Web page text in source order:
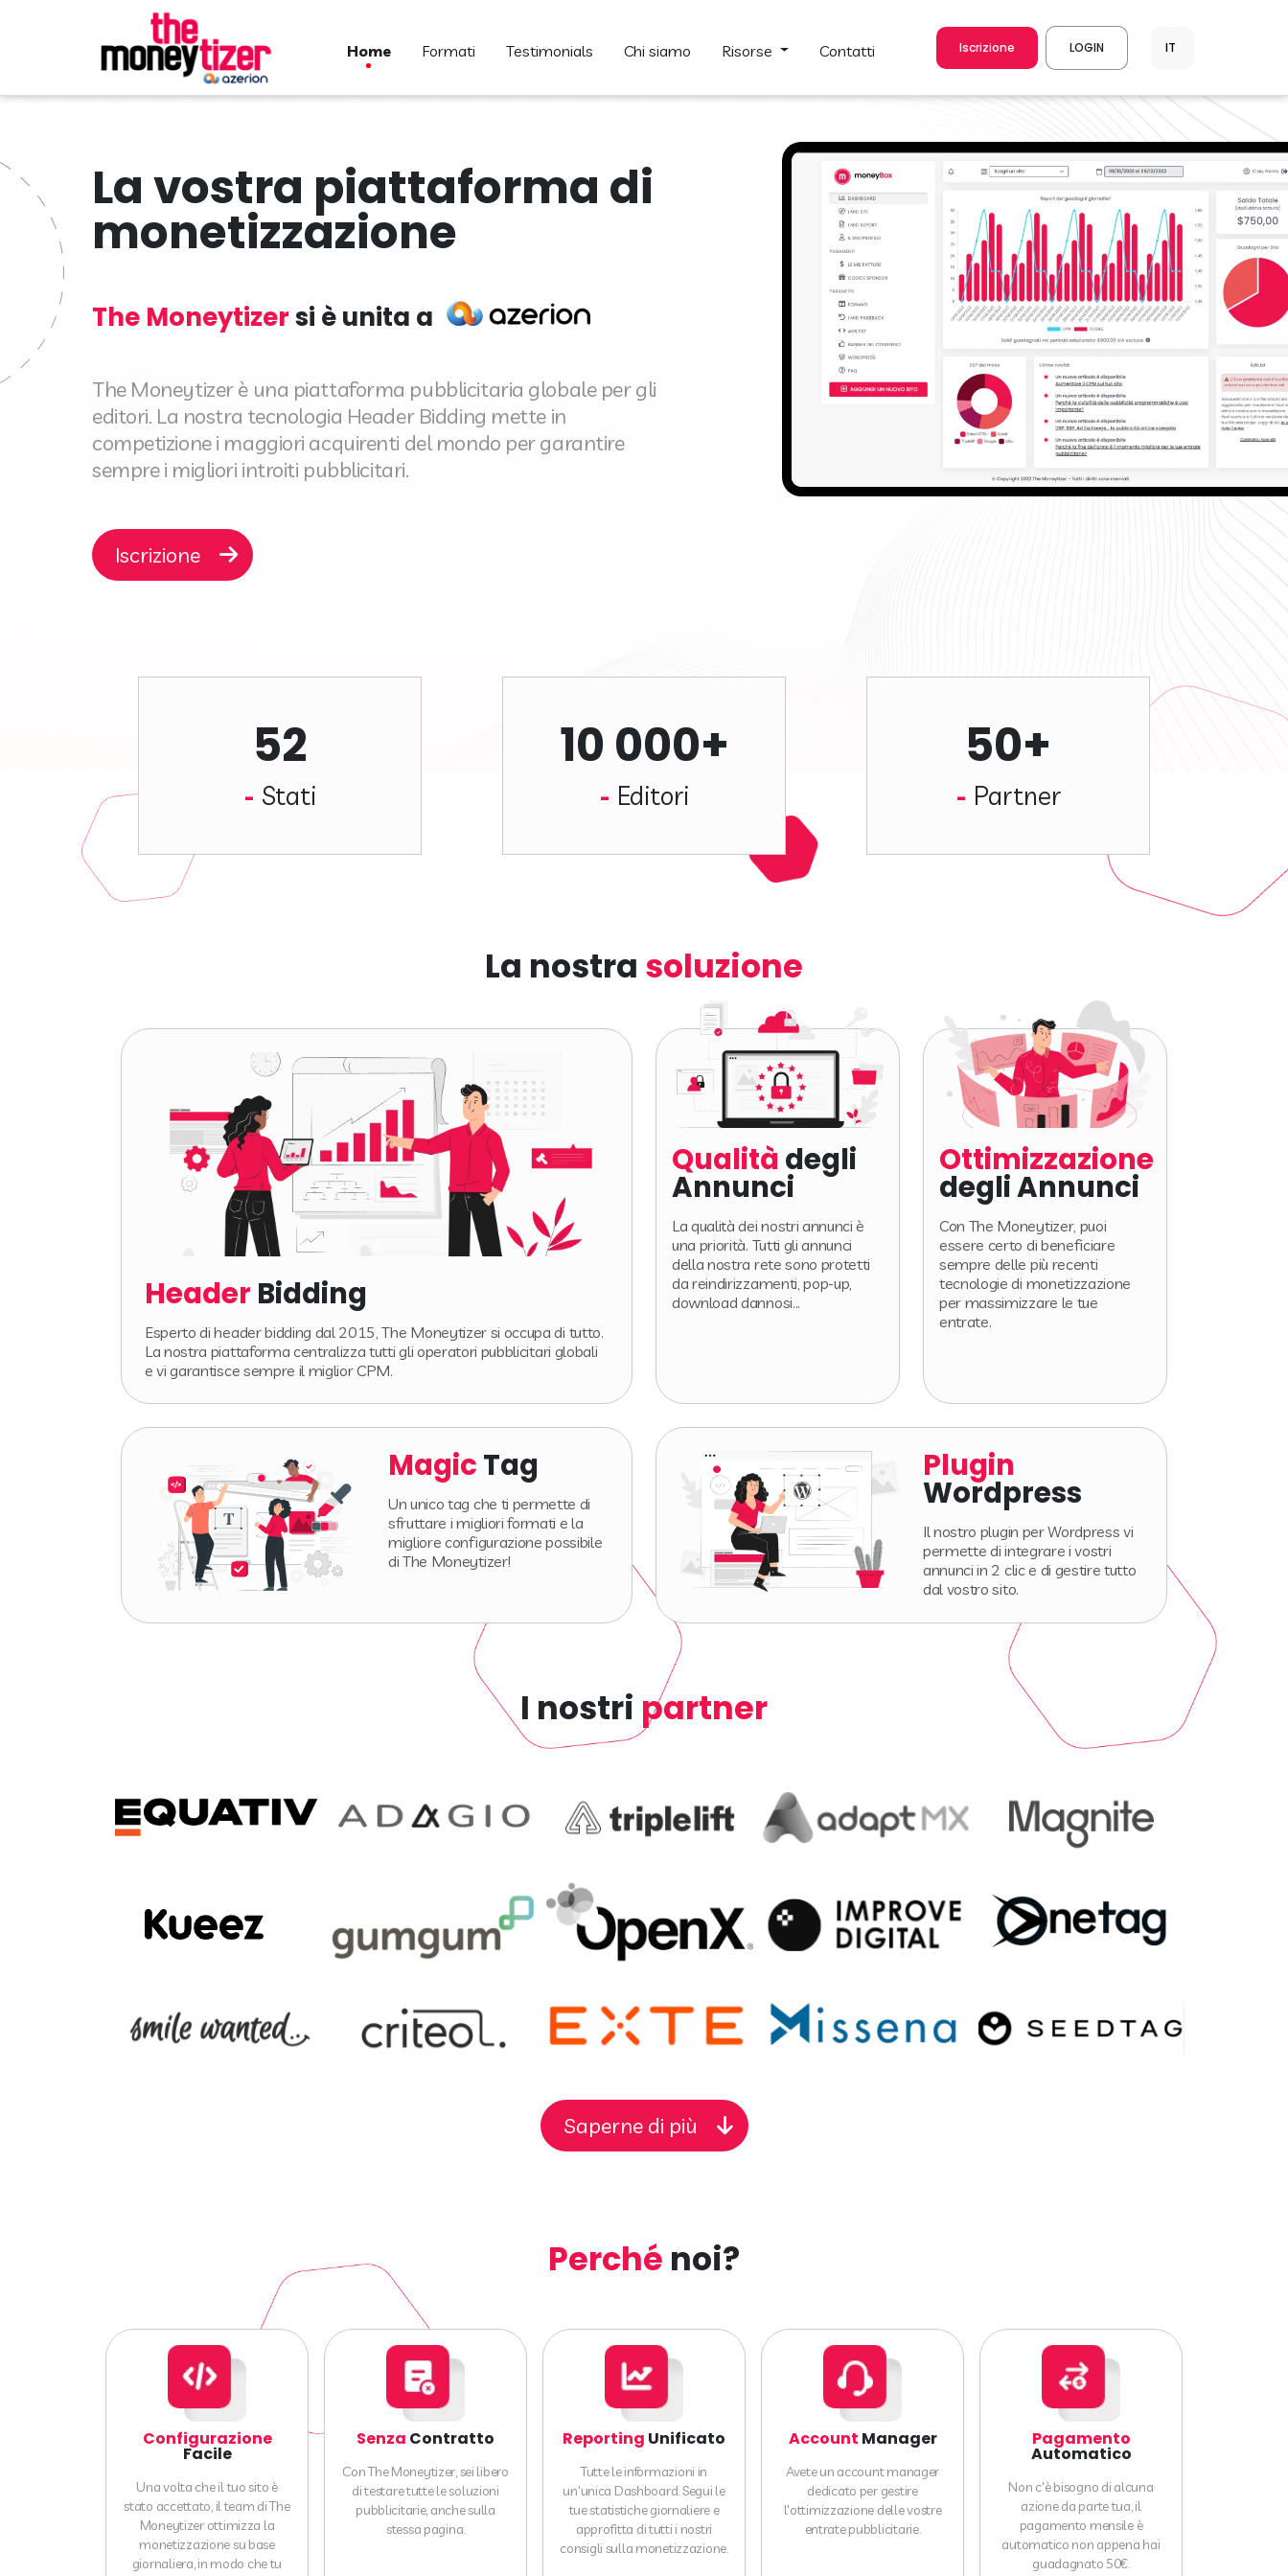
home formati testimonials chi siamo risorse contatti Iscrizione LOGIN
La vostra piattaforma di
monetizzazione
The Moneytizersi è unita a
The Moneytizer è una piattaforma pubblicitaria globale per gli
editori. La nostra tecnologia Header Bidding mette in
competizione i maggiori acquirenti del mondo per garantire
sempre i migliori introiti pubblicitari.
Iscrizione
52
Stati
10 000+
Editori
50+
Partner
La nostra soluzione
Header Bidding
Esperto di header bidding dal 2015, The Moneytizer si occupa di tutto.
La nostra piattaforma centralizza tutti gli operatori pubblicitari globali
e vi garantisce sempre il miglior CPM.
Qualitàdegli
Annunci
La qualità dei nostri annunci è
una priorità. Tutti gli annunci
della nostra rete sono protetti
da reindirizzamenti, pop-up,
download dannosi...
Ottimizzazione
degli Annunci
Con The Moneytizer, puoi
essere certo di beneficiare
sempre delle più recenti
tecnologie di monetizzazione
per massimizzare le tue
entrate.
MagicTag
Un unico tag che ti permette di
sfruttare i migliori formati e la
migliore configurazione possibile
di The Moneytizer!
Plugin
Wordpress
Il nostro plugin per Wordpress vi
permette di integrare i vostri
annunci in 2 clic e di gestire tutto
dal vostro sito.
I nostri partner
Saperne di più
Perché noi?
Configurazione
Facile
Una volta che il tuo sito è
stato accettato, il team di The
Moneytizer ottimizza la
monetizzazione su base
giornaliera, in modo che tu
Senza Contratto
Con The Moneytizer, sei libero
di testare tutte le soluzioni
pubblicitarie, anche sulla
stessa pagina.
Reporting Unificato
Tutte le informazioni in
un'unica Dashboard. Segui le
tue statistiche giornaliere e
approfitta di tutti i nostri
consigli sulla monetizzazione.
Account Manager
Avete un account manager
dedicato per gestire
l'ottimizzazione delle vostre
entrate pubblicitarie.
Pagamento
Automatico
Non c'è bisogno di alcuna
azione da parte tua, il
pagamento mensile è
automatico non appena hai
guadagnato 50€.